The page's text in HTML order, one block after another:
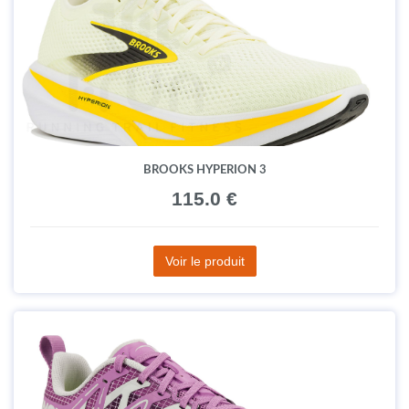
BROOKS HYPERION 3
115.0 €
Voir le produit